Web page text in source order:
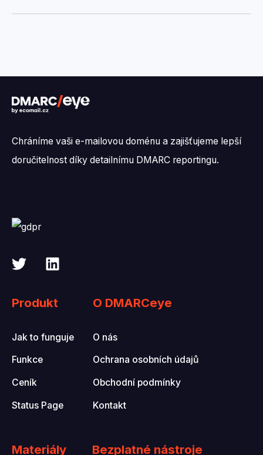
Chráníme vaši e-mailovou doménu a zajišťujeme lepší
doručitelnost díky detailnímu DMARC reportingu.
Produkt
Jak to funguje
Funkce
Ceník
Status Page
O DMARCeye
O nás
Ochrana osobních údajů
Obchodní podmínky
Kontakt
Materiály Bezplatné nástroje